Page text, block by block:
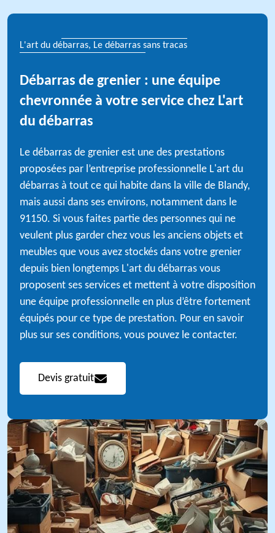
L'art du débarras, Le débarras sans tracas
Débarras de grenier : une équipe
chevronnée à votre service chez L'art
du débarras
Le débarras de grenier est une des prestations
proposées par l’entreprise professionnelle L'art du
débarras à tout ce qui habite dans la ville de Blandy,
mais aussi dans ses environs, notamment dans le
91150. Si vous faites partie des personnes qui ne
veulent plus garder chez vous les anciens objets et
meubles que vous avez stockés dans votre grenier
depuis bien longtemps L'art du débarras vous
proposent ses services et mettent à votre disposition
une équipe professionnelle en plus d’être fortement
équipés pour ce type de prestation. Pour en savoir
plus sur ses conditions, vous pouvez le contacter.
Devis gratuit